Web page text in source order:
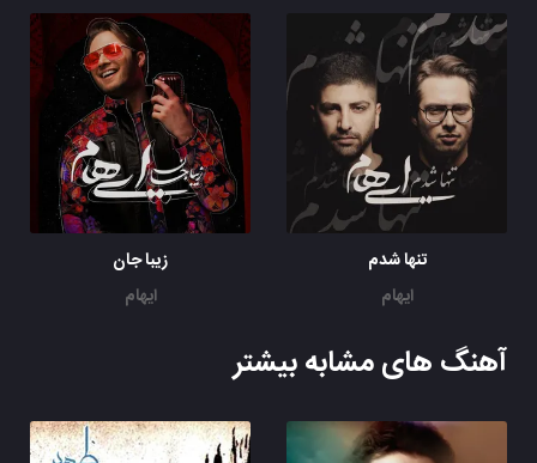
تنها شدم
ایهام
زیبا جان
ایهام
آهنگ های مشابه بیشتر